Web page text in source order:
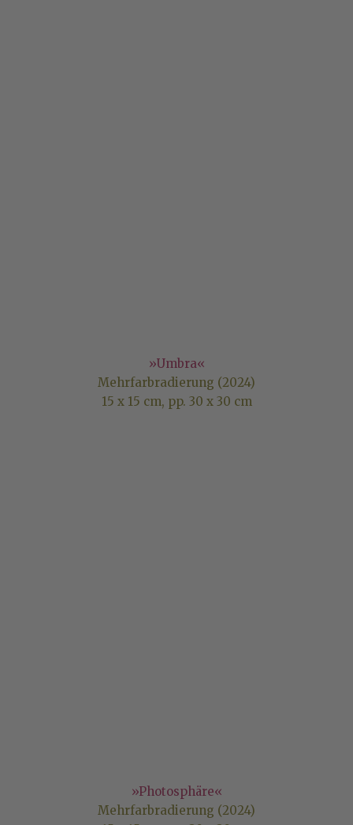
»Umbra«
Mehrfarbradierung (2024)
15 x 15 cm, pp. 30 x 30 cm
»Photosphäre«
Mehrfarbradierung (2024)